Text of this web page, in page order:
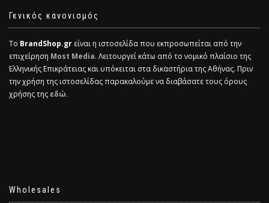
Γενικός κανονισμός
Το BrandShop.gr είναι η ιστοσελίδα που εκπροσωπείται από την
επιχείρηση Most Media. Λειτουργεί κάτω από το νομικό πλαίσιο της
Ελληνικής Επικράτειας και υπόκειται στα δικαστήρια της Αθήνας. Πριν
την χρήση της ιστοσελίδας παρακαλούμε να διαβάσατε τους όρους
χρήσης τηςεδώ.
Wholesales